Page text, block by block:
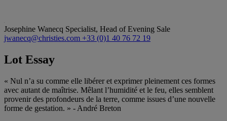
Josephine Wanecq Specialist, Head of Evening Sale
jwanecq@christies.com +33 (0)1 40 76 72 19
Lot Essay
« Nul n’a su comme elle libérer et exprimer pleinement ces formes
avec autant de maîtrise. Mêlant l’humidité et le feu, elles semblent
provenir des profondeurs de la terre, comme issues d’une nouvelle
forme de gestation. » - André Breton